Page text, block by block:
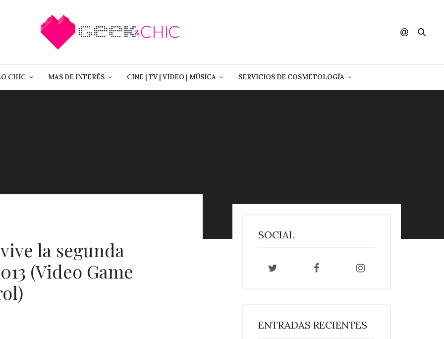
CHIC MAS DE INTERÉS CINE | TV | VIDEO | MÚSICA SERVICIOS DE COSMETOLOGÍA
la segunda
(Video Game
SOCIAL
ENTRADAS RECIENTES